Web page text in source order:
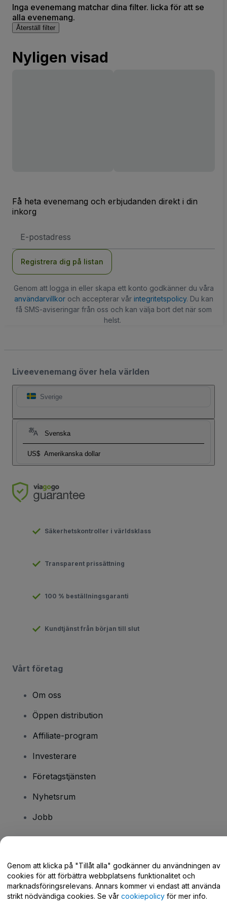
Inga evenemang matchar dina filter. licka för att se
alla evenemang.
Återställ filter
Nyligen visad
Få heta evenemang och erbjudanden direkt i din
inkorg
postadress
Registrera dig på listan
Genom att logga in eller skapa ett konto godkänner du våra
användarvillkoroch accepterar vår integritetspolicy. Du kan
få SMS-aviseringar från oss och kan välja bort det när som
helst.
Liveevenemang över hela världen
Sverige
Svenska
US$ Amerikanska dollar
Säkerhetskontroller i världsklass
Transparent prissättning
100 % beställningsgaranti
Kundtjänst från början till slut
Vårt företag
Om oss
Öppen distribution
Affiliate-program
Investerare
Företagstjänsten
Nyhetsrum
Jobb
Hjälpcenter / Kontakta oss
Genom att klicka på "Tillåt alla" godkänner du användningen av
cookies för att förbättra webbplatsens funktionalitet och
marknadsföringsrelevans. Annars kommer vi endast att använda
strikt nödvändiga cookies. Se vår cookiepolicy för mer info.